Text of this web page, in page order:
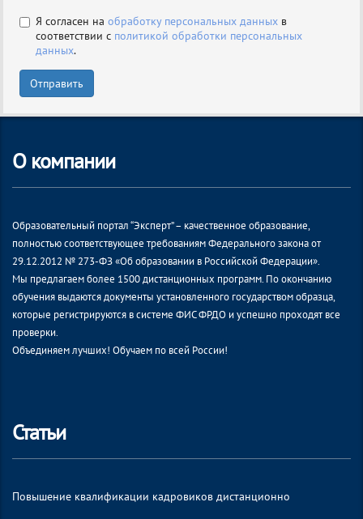
Я согласен на обработку персональных данных в
соответствии с политикой обработки персональных
данных.
Отправить
О компании
Образовательный портал “Эксперт” – качественное образование,
полностью соответствующее требованиям Федерального закона от
29.12.2012 № 273-ФЗ «Об образовании в Российской Федерации».
Мы предлагаем более 1500 дистанционных программ. По окончанию
обучения выдаются документы установленного государством образца,
которые регистрируются в системе ФИС ФРДО и успешно проходят все
проверки.
Объединяем лучших! Обучаем по всей России!
Статьи
Повышение квалификации кадровиков дистанционно